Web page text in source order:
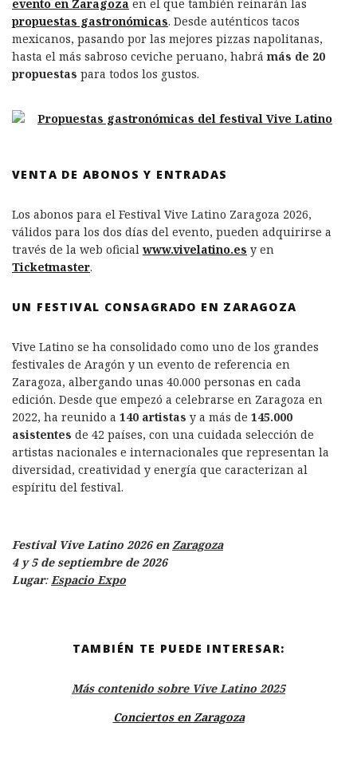
evento en Zaragoza en el que también reinarán las
propuestas gastronómicas. Desde auténticos tacos
mexicanos, pasando por las mejores pizzas napolitanas,
hasta el más sabroso ceviche peruano, habrámás de 20
propuestas para todos los gustos.
VENTA DE ABONOS Y ENTRADAS
Los abonos para el Festival Vive Latino Zaragoza 2026,
válidos para los dos días del evento, pueden adquirirse a
través de la web oficial www.vivelatino.es y en
Ticketmaster.
UN FESTIVAL CONSAGRADO EN ZARAGOZA
Vive Latino se ha consolidado como uno de los grandes
festivales de Aragón y un evento de referencia en
Zaragoza, albergando unas 40.000 personas en cada
edición. Desde que empezó a celebrarse en Zaragoza en
2022, ha reunido a 140 artistas y a más de 145.000
asistentes de 42 países, con una cuidada selección de
artistas nacionales e internacionales que representan la
diversidad, creatividad y energía que caracterizan al
espíritu del festival.
Festival Vive Latino 2026 enZaragoza
4 y 5 de septiembre de 2026
Lugar:Espacio Expo
TAMBIÉN TE PUEDE INTERESAR:
Más contenido sobre Vive Latino 2025
Conciertos en Zaragoza